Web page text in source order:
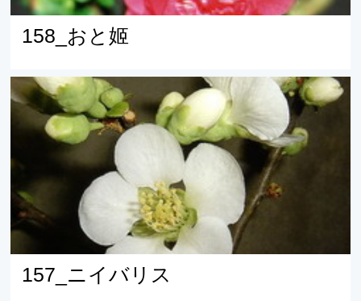
158_おと姬
157_ニイバリス
157_ニイバリス